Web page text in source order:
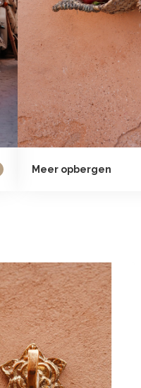
Meer opbergen